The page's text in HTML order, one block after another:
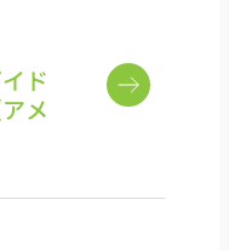
ド
メ